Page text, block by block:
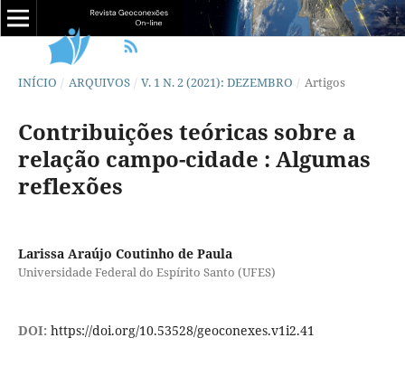
INÍCIO / ARQUIVOS / V. 1 N. 2 (2021): DEZEMBRO / Artigos
Contribuições teóricas sobre a
relação campo-cidade : Algumas
reflexões
Larissa Araújo Coutinho de Paula
Universidade Federal do Espírito Santo (UFES)
DOI: https://doi.org/10.53528/geoconexes.v1i2.41